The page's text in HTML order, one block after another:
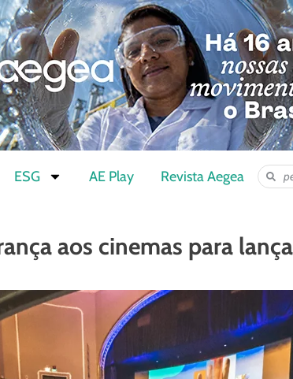
ESG AE Play Revista Aegea
aos cinemas para